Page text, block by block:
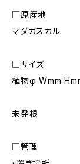
□原産地
マダガスカル
□サイズ
植物φ Wmm
未発根
□管理